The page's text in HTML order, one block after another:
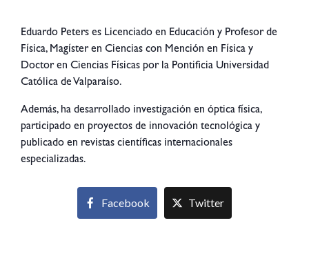
Eduardo Peters es Licenciado en Educación y Profesor de
Física, Magíster en Ciencias con Mención en Física y
Doctor en Ciencias Físicas por la Pontificia Universidad
Católica de Valparaíso.
Además, ha desarrollado investigación en óptica física,
participado en proyectos de innovación tecnológica y
publicado en revistas científicas internacionales
especializadas.
Facebook Twitter